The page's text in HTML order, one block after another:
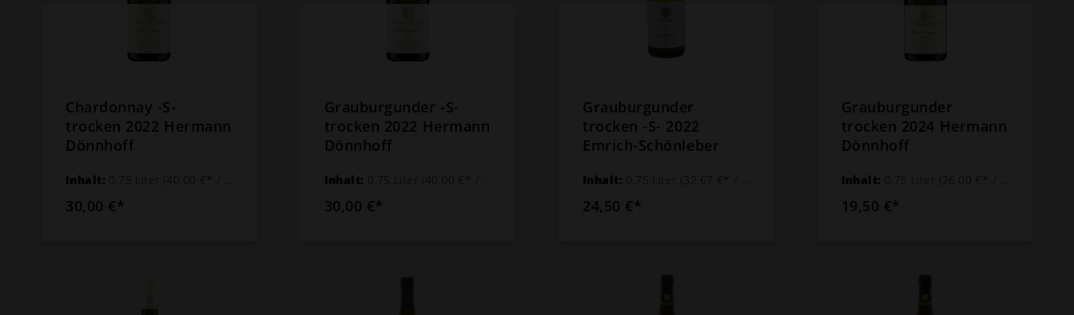
Chardonnay -S-
trocken 2022 Hermann
Dönnhoff
Inhalt: 0.75 Liter (40,00 €* / 1 Liter)
30,00 €*
Grauburgunder -S-
trocken 2022 Hermann
Dönnhoff
Inhalt: 0.75 Liter (40,00 €* / 1 Liter)
30,00 €*
Grauburgunder
trocken -S- 2022
Emrich-Schönleber
Inhalt: 0.75 Liter (32,67 €* / 1 Liter)
24,50 €*
Grauburgunder
trocken 2024 Hermann
Dönnhoff
Inhalt: 0.75 Liter (26,00 €* / 1 Liter)
19,50 €*